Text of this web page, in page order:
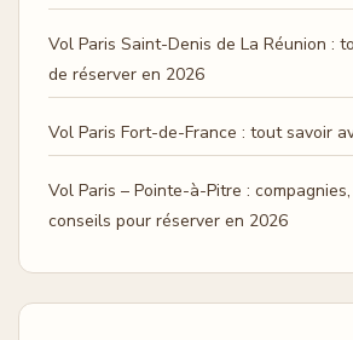
Vol Paris Saint-Denis de La Réunion :
de réserver en 2026
Vol Paris Fort-de-France : tout savoir
Vol Paris – Pointe-à-Pitre :
conseils pour réserver en 2026